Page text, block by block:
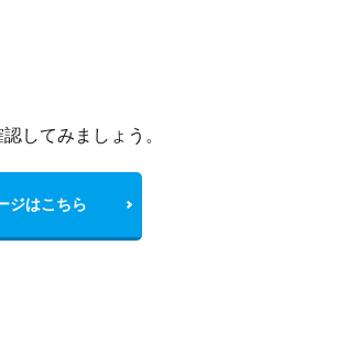
してみましょう。